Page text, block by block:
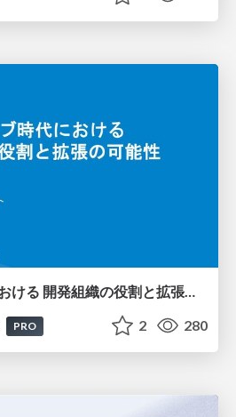
AIネイティブ時代における 開発組織の役割と拡張の可能性
PRO 2 280